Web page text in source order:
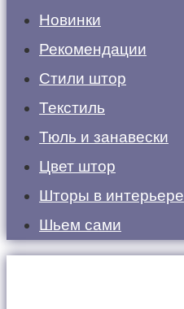
Новинки
Рекомендации
Стили штор
Текстиль
Тюль и занавески
Цвет штор
Шторы в интерьере
Шьем сами